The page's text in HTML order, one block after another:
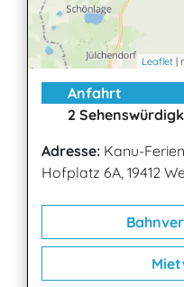
Leaflet |
Anfahrt
2
Adresse: Kanu-
Hofplatz 6A, 19412